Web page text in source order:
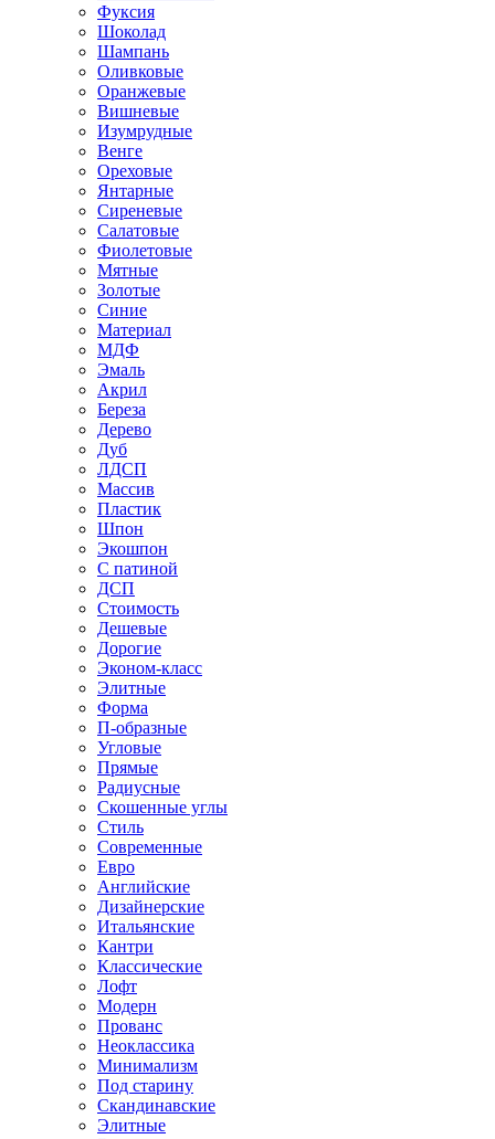
Фуксия
Шоколад
Шампань
Оливковые
Оранжевые
Вишневые
Изумрудные
Венге
Ореховые
Янтарные
Сиреневые
Салатовые
Фиолетовые
Мятные
Золотые
Синие
Материал
МДФ
Эмаль
Акрил
Береза
Дерево
Дуб
ЛДСП
Массив
Пластик
Шпон
Экошпон
С патиной
ДСП
Стоимость
Дешевые
Дорогие
Эконом-класс
Элитные
Форма
П-образные
Угловые
Прямые
Радиусные
Скошенные углы
Стиль
Современные
Евро
Английские
Дизайнерские
Итальянские
Кантри
Классические
Лофт
Модерн
Прованс
Неоклассика
Минимализм
Под старину
Скандинавские
Элитные